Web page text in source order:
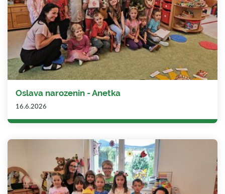
Oslava narozenin - Anetka
16.6.2026